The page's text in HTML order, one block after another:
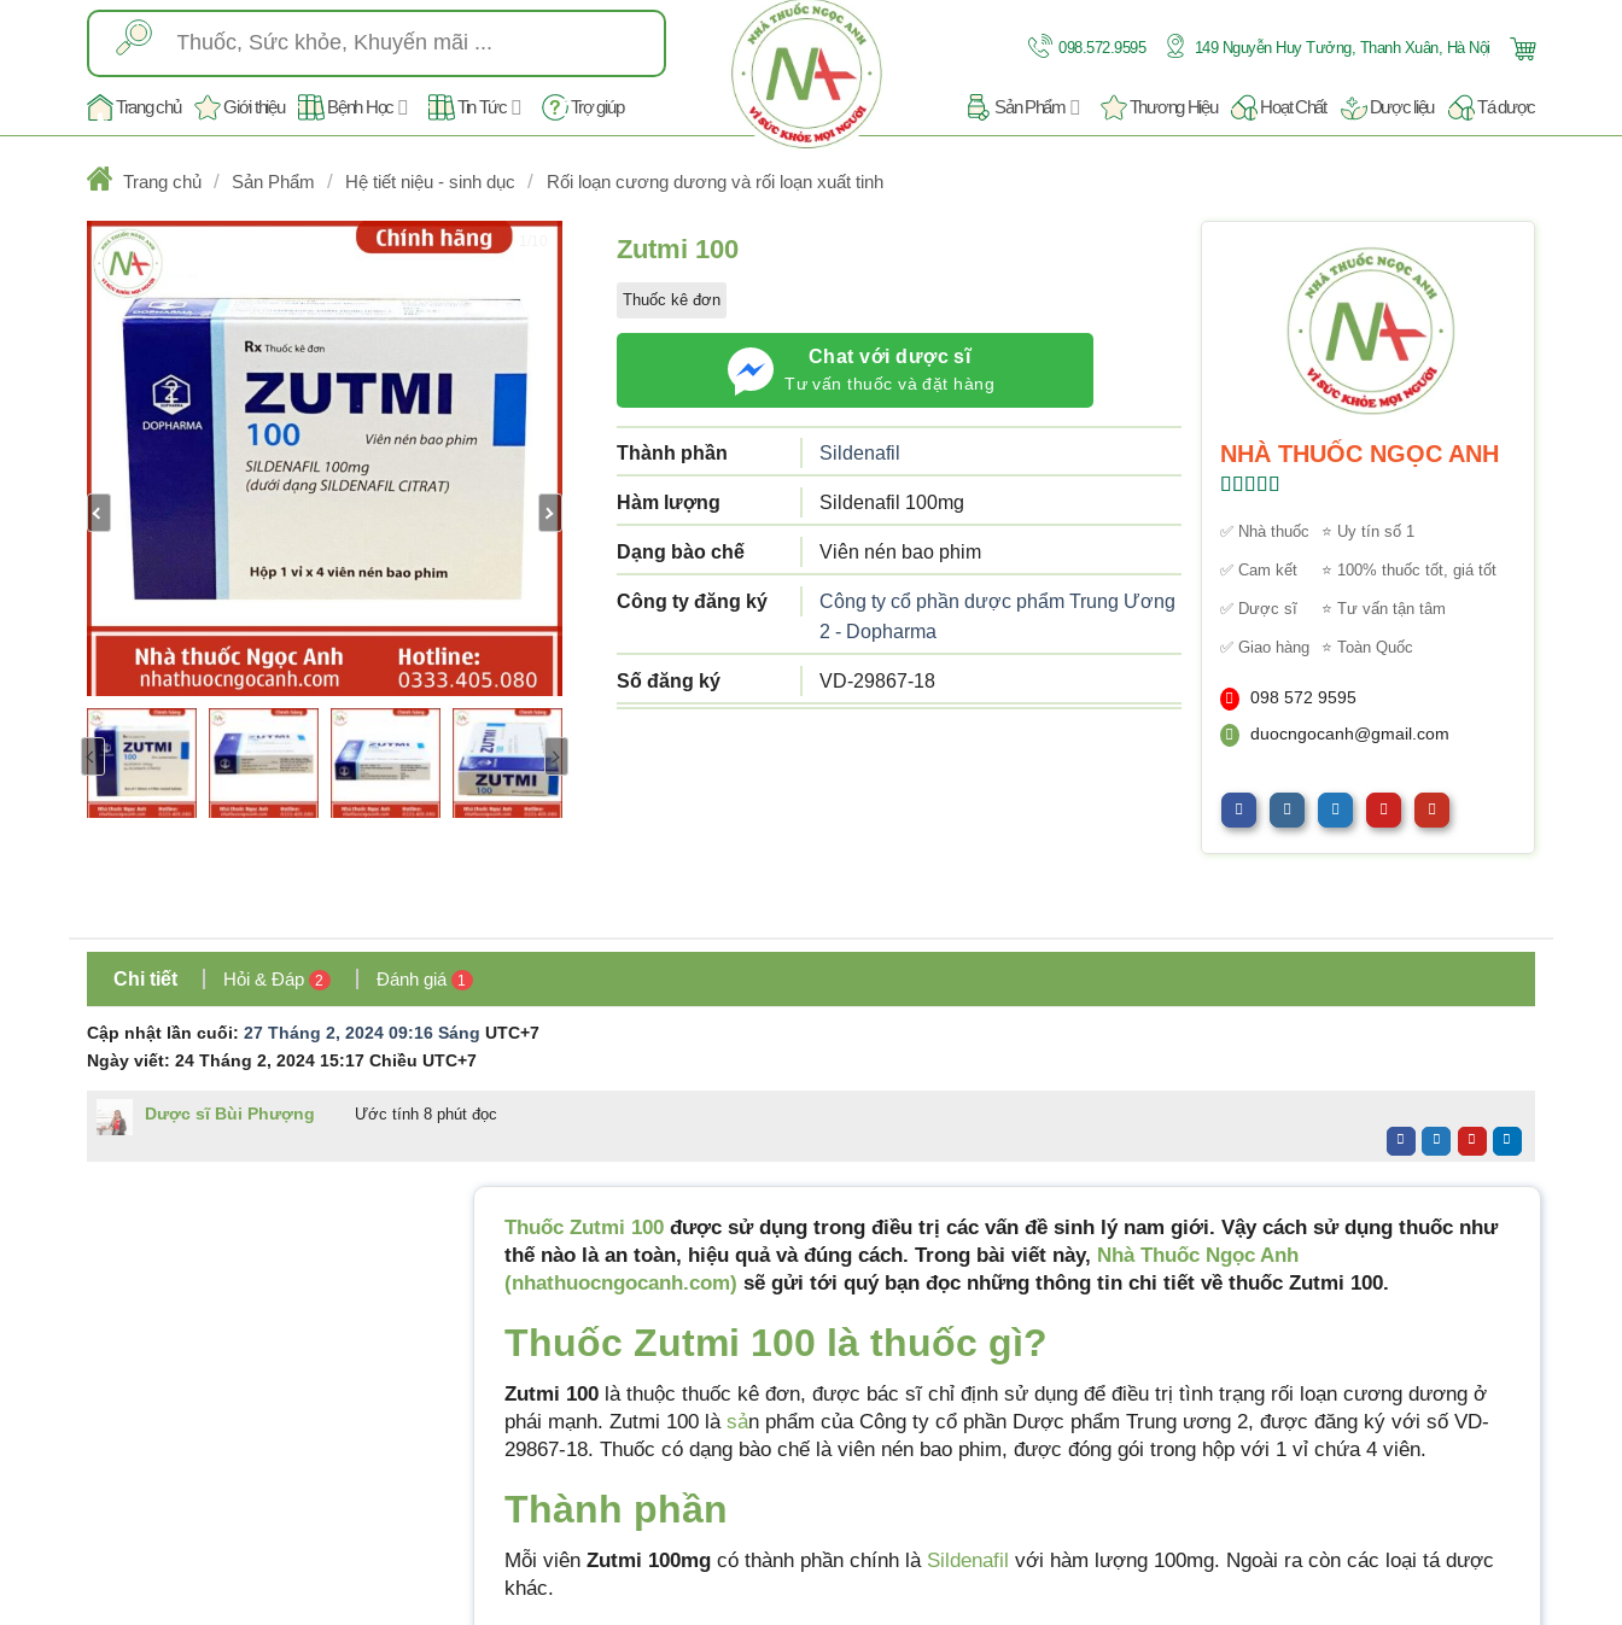
kiếm:
098.572.9595 149 Nguyễn Huy Tưởng, Thanh Xuân, Hà Nội
Trang chủ Giới thiệu Bệnh Học Tin Tức Trợ giúp Sản Phẩm Thương Hiệu Hoạt Chất Dược liệu Tá dược
Trang chủ / Sản Phẩm / Hệ tiết niệu - sinh dục / Rối loạn cương dương và rối loạn xuất tinh
Chat với dược sĩ
Tư vấn thuốc và đặt hàng
Zutmi 100
Thuốc kê đơn
Thành phần Sildenafil
Hàm lượng Sildenafil 100mg
Dạng bào chế Viên nén bao phim
Công ty đăng ký
Công ty cổ phần dược phẩm Trung Ương
2 - Dopharma
Số đăng ký VD-29867-18
NHÀ THUỐC NGỌC ANH
hạng5.005
✅ Nhà thuốc ⭐ Uy tín số 1
✅ Cam kết ⭐ 100% thuốc tốt, giá tốt
✅ Dược sĩ ⭐ Tư vấn tận tâm
✅ Giao hàng ⭐ Toàn Quốc
098 572 9595
duocngocanh@gmail.com
Chi tiết Hỏi & Đáp 2 Đánh giá 1
Cập nhật lần cuối: 27 Tháng 2, 2024 09:16 Sáng UTC+7
Ngày viết: 24 Tháng 2, 2024 15:17 Chiều UTC+7
Dược sĩ Bùi Phượng Ước tính 8 phút đọc
Thuốc Zutmi 100 được sử dụng trong điều trị các vấn đề sinh lý nam giới. Vậy cách sử dụng thuốc như
thế nào là an toàn, hiệu quả và đúng cách. Trong bài viết này, Nhà Thuốc Ngọc Anh
(nhathuocngocanh.com) sẽ gửi tới quý bạn đọc những thông tin chi tiết về thuốc Zutmi 100.
Thuốc Zutmi 100 là thuốc gì?
Zutmi 100 là thuộc thuốc kê đơn, được bác sĩ chỉ định sử dụng để điều trị tình trạng rối loạn cương dương ở
phái mạnh. Zutmi 100 là sản phẩm của Công ty cổ phần Dược phẩm Trung ương 2, được đăng ký với số VD-
29867-18. Thuốc có dạng bào chế là viên nén bao phim, được đóng gói trong hộp với 1 vỉ chứa 4 viên.
Thành phần
Mỗi viên Zutmi 100mg có thành phần chính là Sildenafil với hàm lượng 100mg. Ngoài ra còn các loại tá dược
khác.